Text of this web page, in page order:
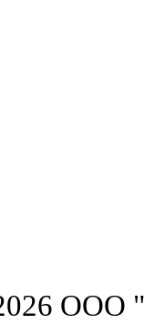
ООО